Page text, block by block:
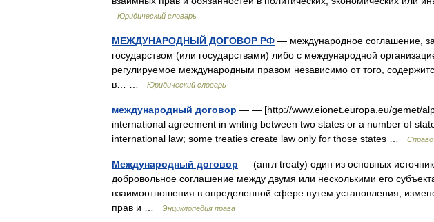
Юридический словарь
МЕЖДУНАРОДНЫЙ ДОГОВОР РФ — международное соглашение,
государством (или государствами) либо с международной
регулируемое международным правом независимо от того,
в… …
Юридический словарь
международный договор — — [http://www.eionet.europa.eu/gemet/
international agreement in writing between two states or a number of
international law; some treaties create law only for those states …
Международный договор — (англ treaty) один из основных
добровольное соглашение между двумя или несколькими его
взаимоотношения в определенной сфере путем установления,
прав и …
Энциклопедия права